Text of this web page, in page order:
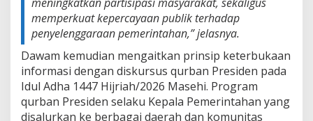
memperkuat kepercayaan publik terhadap
penyelenggaraan pemerintahan,” jelasnya.
Dawam kemudian mengaitkan prinsip keterbukaan
informasi dengan diskursus qurban Presiden pada
Idul Adha 1447 Hijriah/2026 Masehi. Program
qurban Presiden selaku Kepala Pemerintahan yang
disalurkan ke berbagai daerah dan komunitas